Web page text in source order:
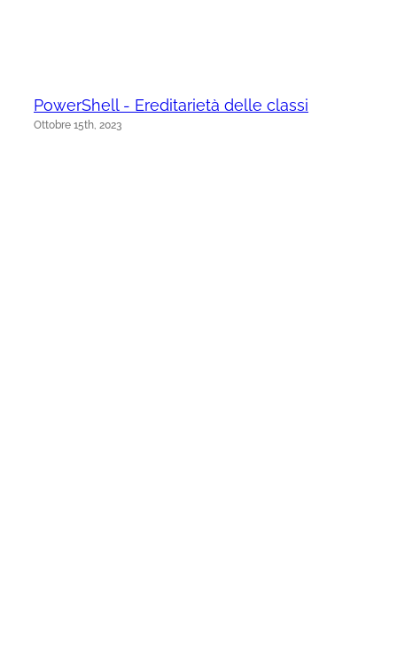
PowerShell - Ereditarietà delle classi
Ottobre 15th, 2023